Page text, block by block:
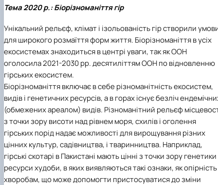
Тема 2020 р.: Біорізноманіття гір
Унікальний рельєф, клімат і ізольованість гір створили
для широкого розмаїття форм життя. Біорізноманіття в усіх
екосистемах знаходиться в центрі уваги, так як ООН
оголосила 2021-2030 рр. десятиліттям ООН по відновленню
гірських екосистем.
Біорізноманіття включає в себе різноманітність екосистем,
видів і генетичних ресурсів, а в горах існує безліч
(обмежених ареалом) видів. Різноманітний рельєф
з точки зору висоти над рівнем моря, схилів і оголення
гірських порід надає можливості для вирощування різних
цінних культур, садівництва, і тваринництва. Наприклад,
гірські скотарі в Пакистані мають цінні з точки зору генетики
ресурси худоби, в яких виявляються такі ознаки, як опірність
хворобам, що може допомогти пристосуватися до зміни